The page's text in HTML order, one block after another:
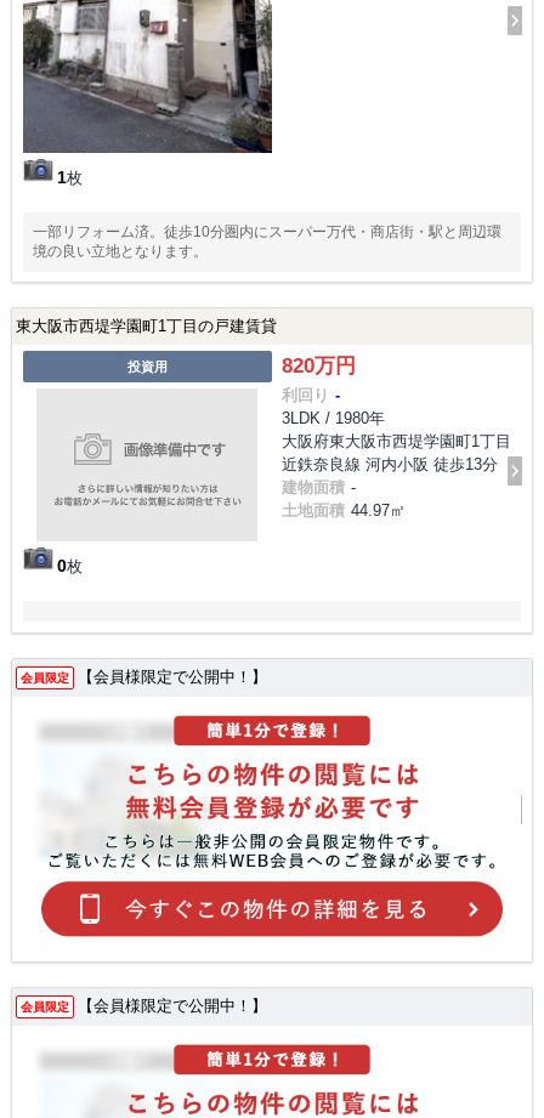
1枚
一部リフォーム済。徒歩10分圏内にスーパー万代・商店街・駅と周辺環
境の良い立地となります。
東大阪市西堤学園町1丁目の戸建賃貸
投資用
0枚
820万円
利回り -
3LDK / 1980年
大阪府東大阪市西堤学園町1丁目
近鉄奈良線 河内小阪 徒歩13分
建物面積 -
土地面積 44.97㎡
会員限定 【会員様限定で公開中！】
会員限定 【会員様限定で公開中！】